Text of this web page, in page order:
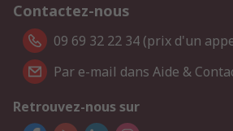
Contactez-nous
09 69 32 22 34 (prix d'un
Par e-mail dans Aide &
Retrouvez-nous sur